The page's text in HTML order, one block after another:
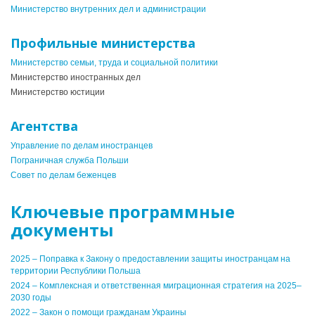
Министерство внутренних дел и администрации
Профильные министерства
Министерство семьи, труда и социальной политики
Министерство иностранных дел
Министерство юстиции
Агентства
Управление по делам иностранцев
Пограничная служба Польши
Совет по делам беженцев
Ключевые программные
документы
2025 – Поправка к Закону о предоставлении защиты иностранцам на
территории Республики Польша
2024 – Комплексная и ответственная миграционная стратегия на 2025–
2030 годы
2022 – Закон о помощи гражданам Украины